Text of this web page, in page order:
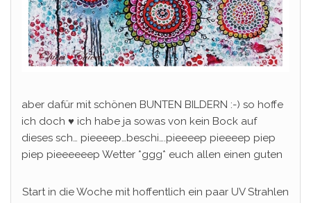
aber dafür mit schönen BUNTEN BILDERN :-) so hoffe
ich doch ♥ ich habe ja sowas von kein Bock auf
dieses sch… pieeeep…beschi….pieeeep pieeeep piep
piep pieeeeeep Wetter *ggg* euch allen einen guten
Start in die Woche mit hoffentlich ein paar UV Strahlen